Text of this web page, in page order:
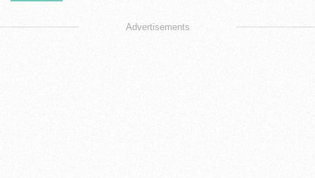
Advertisements